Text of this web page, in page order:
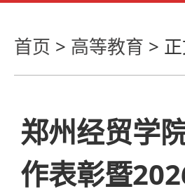
首页 > 高等教育 >
郑州经贸学
作表彰暨